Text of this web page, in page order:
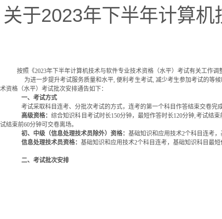
关于2023年下半年计算
按照《2023年下半年计算机技术与软件专业技术资格（水平）考试有关工作
为进一步提升考试服务质量和水平, 便利考生考试, 减少考生参加考试的等
术资格（水平）考试批次安排通告如下：
一、考试方式
考试采取科目连考、分批次考试的方式，连考的第一个科目作答结束交卷完
高级资格：综合知识科目 考试时长150分钟，最短作答时长120分钟,考试结
试结束前60分钟可交卷离场。
初、中级（信息处理技术员除外）资格： 基础知识和应用技术2个科目连考，
信息处理技术员资格： 基础知识和应用技术2个科目连考，基础知识科目最
二、考试批次安排